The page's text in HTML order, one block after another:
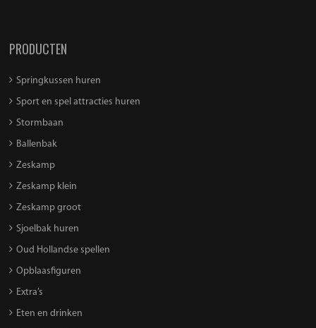
PRODUCTEN
Springkussen huren
Sport en spel attracties huren
Stormbaan
Ballenbak
Zeskamp
Zeskamp klein
Zeskamp groot
Sjoelbak huren
Oud Hollandse spellen
Opblaasfiguren
Extra’s
Eten en drinken